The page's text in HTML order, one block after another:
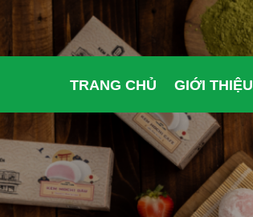
TRANG CHỦ GIỚI THIỆU